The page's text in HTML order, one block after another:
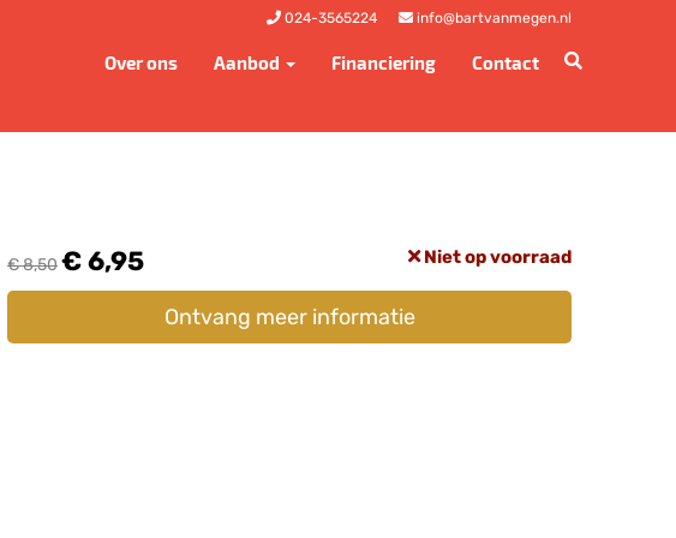
024-3565224 info@bartvanmegen.nl
Over ons Aanbod Financiering Contact
€ 8,50€ 6,95 Niet op voorraad
Ontvang meer informatie